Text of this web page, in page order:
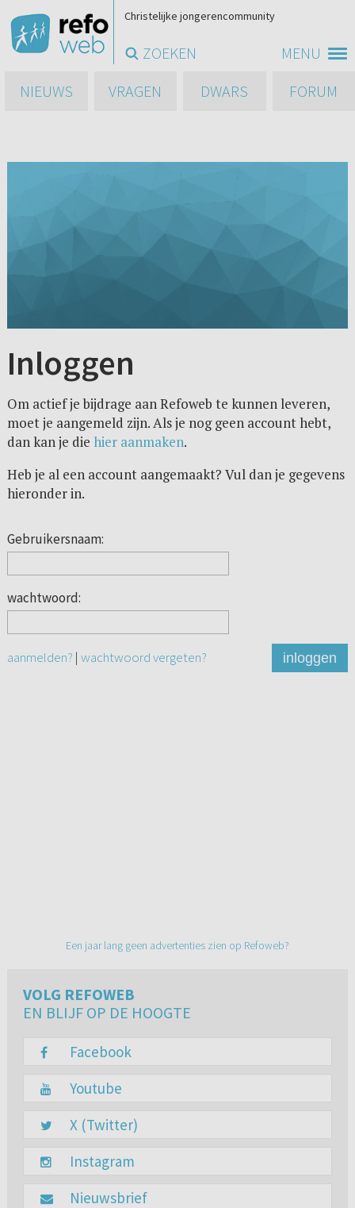
MENU
Christelijke jongerencommunity
ZOEKEN
NIEUWS
VRAGEN DWARS FORUM
Inloggen
Om actief je bijdrage aan Refoweb te kunnen leveren,
moet je aangemeld zijn. Als je nog geen account hebt,
dan kan je die hier aanmaken.
Heb je al een account aangemaakt? Vul dan je gegevens
hieronder in.
Gebruikersnaam:
wachtwoord:
aanmelden? | wachtwoord vergeten? inloggen
Een jaar lang geen advertenties zien op Refoweb?
VOLG REFOWEB
EN BLIJF OP DE HOOGTE
Facebook
Youtube
X (Twitter)
Instagram
Nieuwsbrief